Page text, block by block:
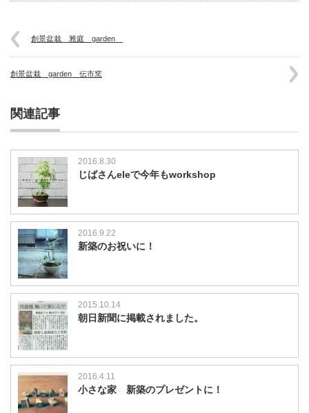
創景盆栽 雅庭 garden
創景盆栽 garden 伝市窯
関連記事
2016.8.30
じばさんeleで今年もworkshop
2016.9.22
新築のお祝いに！
2015.10.14
朝日新聞に掲載されました。
2016.4.11
小さな家 新築のプレゼントに！